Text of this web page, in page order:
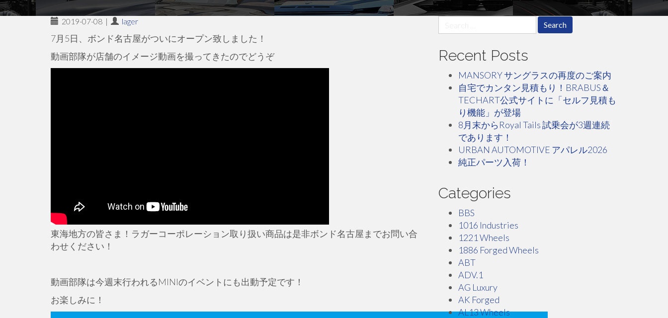
2019-07-08 | lager
7月5日、ボンド名古屋がついにオープン致しました！
動画部隊が店舗のイメージ動画を撮ってきたのでどうぞ
東海地方の皆さま！ラガーコーポレーション取り扱い商品は是非ボンド名古屋までお問い合
わせください！
動画部隊は今週末行われるMINIのイベントにも出動予定です！
お楽しみに！
for:
Recent Posts
MANSORY サングラスの再度のご案内
自宅でカンタン見積もり！BRABUS＆
TECHART公式サイトに「セルフ見積も
り機能」が登場
8月末からRoyal Tails 試乗会が3週連続
であります！
URBAN AUTOMOTIVE アパレル2026
純正パーツ入荷！
Categories
BBS
1016 Industries
1221 Wheels
1886 Forged Wheels
ABT
ADV.1
AG Luxury
AK Forged
AL13 Wheels